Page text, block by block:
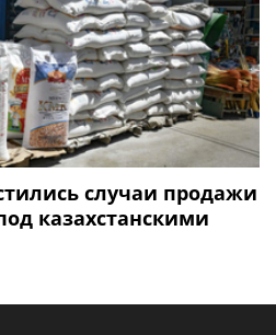
случаи продажи
казахстанскими